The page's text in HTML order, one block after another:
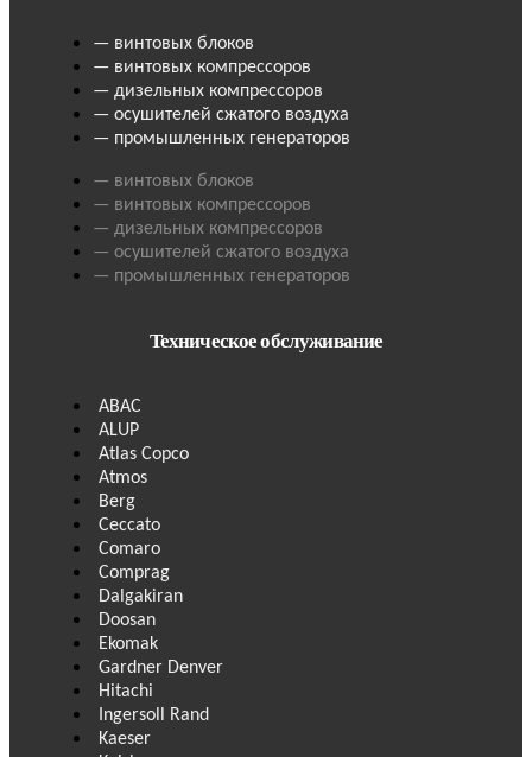
— винтовых блоков
— винтовых компрессоров
— дизельных компрессоров
— осушителей сжатого воздуха
— промышленных генераторов
— винтовых блоков
— винтовых компрессоров
— дизельных компрессоров
— осушителей сжатого воздуха
— промышленных генераторов
Техническое обслуживание
ABAC
ALUP
Atlas Copco
Atmos
Berg
Ceccato
Comaro
Comprag
Dalgakiran
Doosan
Ekomak
Gardner Denver
Hitachi
Ingersoll Rand
Kaeser